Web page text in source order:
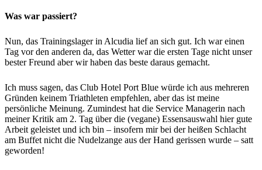
Was war passiert?
Nun, das Trainingslager in Alcudia lief an sich gut. Ich war einen
Tag vor den anderen da, das Wetter war die ersten Tage nicht unser
bester Freund aber wir haben das beste daraus gemacht.
Ich muss sagen, das Club Hotel Port Blue würde ich aus mehreren
Gründen keinem Triathleten empfehlen, aber das ist meine
persönliche Meinung. Zumindest hat die Service Managerin nach
meiner Kritik am 2. Tag über die (vegane) Essensauswahl hier gute
Arbeit geleistet und ich bin – insofern mir bei der heißen Schlacht
am Buffet nicht die Nudelzange aus der Hand gerissen wurde – satt
geworden!